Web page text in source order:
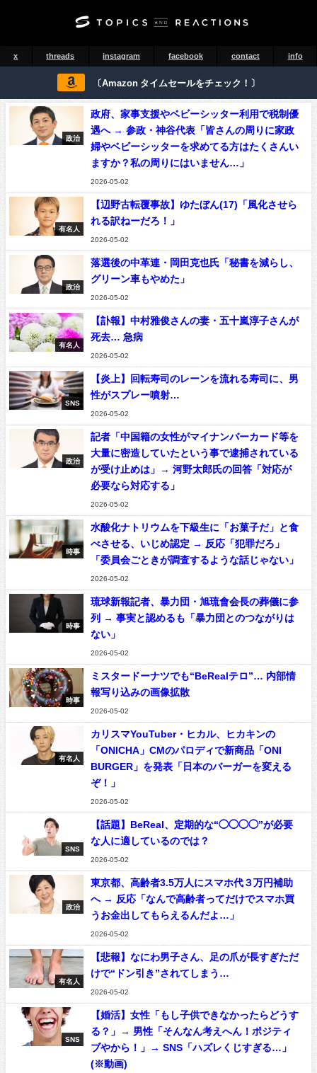
x threads instagram facebook contact info
〔Amazon タイムセールをチェック！〕
政治
政府、家事支援やベビーシッター利用で税制優
遇へ → 参政・神谷代表「皆さんの周りに家政
婦やベビーシッターを求めてる方はたくさんい
ますか？私の周りにはいません…」
2026-05-02
有名人
【辺野古転覆事故】ゆたぼん(17)「風化させら
れる訳ねーだろ！」
2026-05-02
政治
落選後の中革連・岡田克也氏「秘書を減らし、
グリーン車もやめた」
2026-05-02
有名人
【訃報】中村雅俊さんの妻・五十嵐淳子さんが
死去… 急病
2026-05-02
SNS
【炎上】回転寿司のレーンを流れる寿司に、男
性がスプレー噴射…
2026-05-02
政治
記者「中国籍の女性がマイナンバーカード等を
大量に密造していたという事で逮捕されている
が受け止めは」→ 河野太郎氏の回答「対応が
必要なら対応する」
2026-05-02
時事
水酸化ナトリウムを下級生に「お菓子だ」と食
べさせる、いじめ認定 → 反応「犯罪だろ」
「委員会ごときが調査するような話じゃない」
2026-05-02
時事
琉球新報記者、暴力団・旭琉會会長の葬儀に参
列 → 事実と認めるも「暴力団とのつながりは
ない」
2026-05-02
時事
ミスタードーナツでも“BeRealテロ”… 内部情
報写り込みの画像拡散
2026-05-02
有名人
カリスマYouTuber・ヒカル、ヒカキンの
「ONICHA」CMのパロディで新商品「ONI
BURGER」を発表「日本のバーガーを変える
ぞ！」
2026-05-02
SNS
【話題】BeReal、定期的な“◯◯◯◯”が必要
な人に適しているのでは？
2026-05-02
政治
東京都、高齢者3.5万人にスマホ代３万円補助
へ → 反応「なんで高齢者ってだけでスマホ買
うお金出してもらえるんだよ…」
2026-05-02
有名人
【悲報】なにわ男子さん、足の爪が長すぎただ
けで“ドン引き”されてしまう…
2026-05-02
SNS
【婚活】女性「もし子供できなかったらどうす
る？」→ 男性「そんなん考えへん！ポジティ
ブやから！」→ SNS「ハズレくじすぎる…」
(※動画)